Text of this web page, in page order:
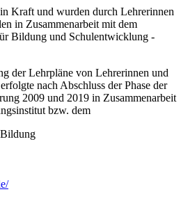
Kraft und wurden durch Lehrerinnen
in Zusammenarbeit mit dem
Bildung und Schulentwicklung -
der Lehrpläne von Lehrerinnen und
nach Abschluss der Phase der
2009 und 2019 in Zusammenarbeit
bzw. dem